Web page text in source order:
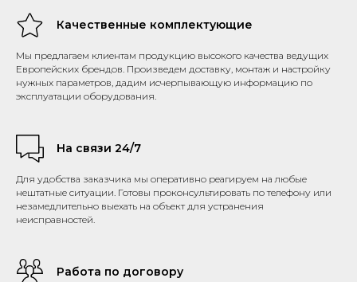
Качественные комплектующие
Мы предлагаем клиентам продукцию высокого качества ведущих
Европейских брендов. Произведем доставку, монтаж и настройку
нужных параметров, дадим исчерпывающую информацию по
эксплуатации оборудования.
На связи 24/7
Для удобства заказчика мы оперативно реагируем на любые
нештатные ситуации. Готовы проконсультировать по телефону или
незамедлительно выехать на объект для устранения
неисправностей.
Работа по договору